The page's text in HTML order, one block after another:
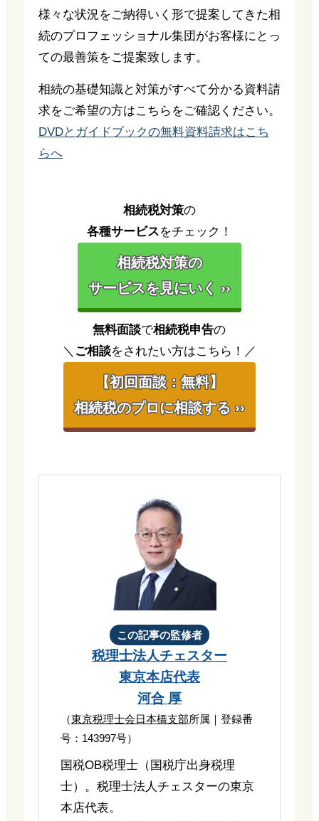
様々な状況をご納得いく形で提案してきた相
続のプロフェッショナル集団がお客様にとっ
ての最善策をご提案致します。
相続の基礎知識と対策がすべて分かる資料請
求をご希望の方はこちらをご確認ください。
DVDとガイドブックの無料資料請求はこち
らへ
相続税対策の
各種サービスをチェック！
相続税対策の
サービスを見にいく ››
無料面談で相続税申告の
＼ ご相談をされたい方はこちら！／
【初回面談：無料】
相続税のプロに相談する ››
この記事の監修者
税理士法人チェスター
東京本店代表
河合 厚
（東京税理士会日本橋支部所属｜登録番
号：143997号）
国税OB税理士（国税庁出身税理
士）。税理士法人チェスターの東京
本店代表。